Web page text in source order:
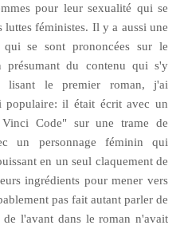
pour leur sexualité qui se
luttes féministes. Il y a aussi une
qui se sont prononcées sur le
présumant du contenu qui s'y
lisant le premier roman, j'ai
populaire: il était écrit avec un
Code" sur une trame de
un personnage féminin qui
en un seul claquement de
ingrédients pour mener vers
pas fait autant parler de
l'avant dans le roman n'avait